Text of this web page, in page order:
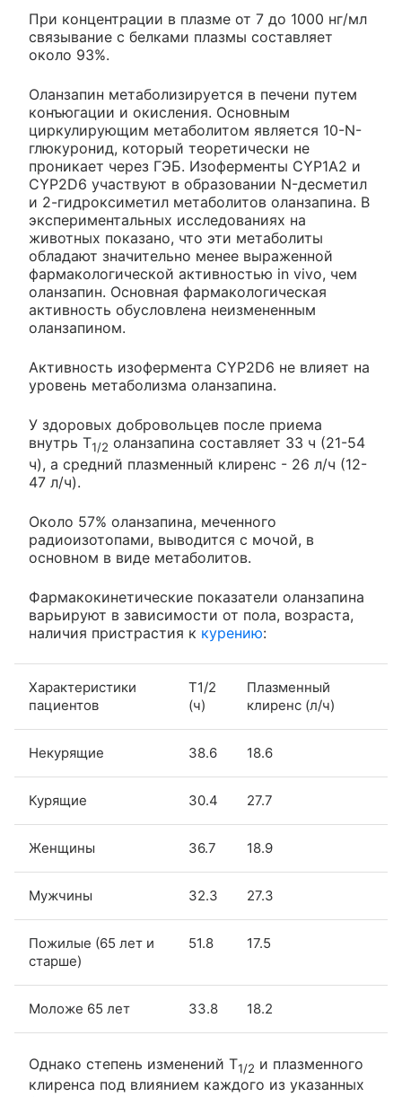
При концентрации в плазме от 7 до 1000 нг/мл
связывание с белками плазмы составляет
около 93%.
Оланзапин метаболизируется в печени путем
конъюгации и окисления. Основным
циркулирующим метаболитом является 10-N-
глюкуронид, который теоретически не
проникает через ГЭБ. Изоферменты CYP1A2 и
CYP2D6 участвуют в образовании N-десметил
и 2-гидроксиметил метаболитов оланзапина. В
экспериментальных исследованиях на
животных показано, что эти метаболиты
обладают значительно менее выраженной
фармакологической активностью in vivo, чем
оланзапин. Основная фармакологическая
активность обусловлена неизмененным
оланзапином.
Активность изофермента CYP2D6 не влияет на
уровень метаболизма оланзапина.
У здоровых добровольцев после приема
внутрь T1/2 оланзапина составляет 33 ч (21-54
ч), а средний плазменный клиренс - 26 л/ч (12-
47 л/ч).
Около 57% оланзапина, меченного
радиоизотопами, выводится с мочой, в
основном в виде метаболитов.
Фармакокинетические показатели оланзапина
варьируют в зависимости от пола, возраста,
наличия пристрастия к курению:
Характеристики
пациентов
T1/2
(ч)
Плазменный
клиренс (л/ч)
Некурящие 38.6 18.6
Курящие 30.4 27.7
Женщины 36.7 18.9
Мужчины 32.3 27.3
Пожилые (65 лет и
старше)
51.8 17.5
Моложе 65 лет 33.8 18.2
Однако степень изменений T1/2 и плазменного
клиренса под влиянием каждого из указанных